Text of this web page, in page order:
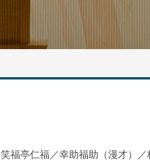
福亭仁福／幸助福助（漫才）／